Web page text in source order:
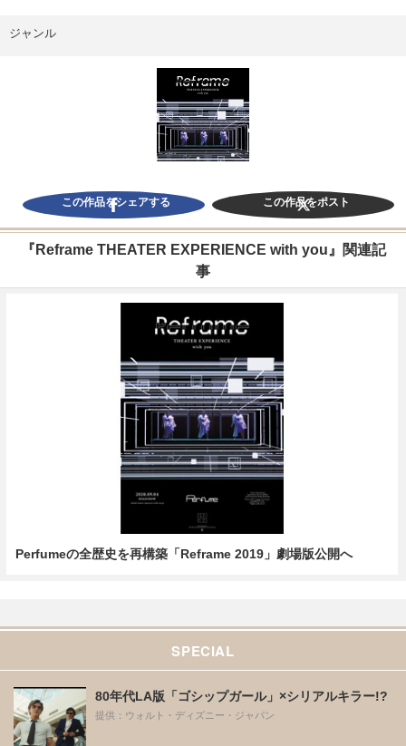
ジャンル
この作品をシェアする この作品をポスト
『Reframe THEATER EXPERIENCE with you』関連記
事
Perfumeの全歴史を再構築「Reframe 2019」劇場版公開へ
SPECIAL
80年代LA版「ゴシップガール」×シリアルキラー!?
提供：ウォルト・ディズニー・ジャパン